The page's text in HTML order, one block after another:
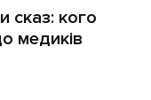
сказ: кого
медиків